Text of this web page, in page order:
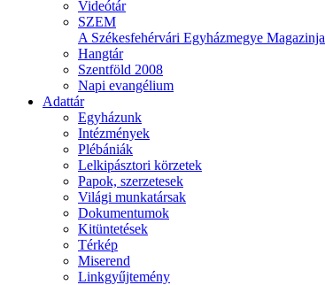
Videótár
SZEM
A Székesfehérvári Egyházmegye Magazinja
Hangtár
Szentföld 2008
Napi evangélium
Adattár
Egyházunk
Intézmények
Plébániák
Lelkipásztori körzetek
Papok, szerzetesek
Világi munkatársak
Dokumentumok
Kitüntetések
Térkép
Miserend
Linkgyűjtemény